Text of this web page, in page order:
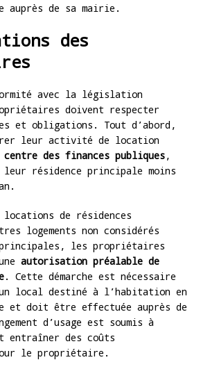
auprès de sa mairie.
des
avec la législation
doivent respecter
et obligations. Tout d’abord,
leur activité de location
centre des finances publiques,
leur résidence principale moins
de résidences
logements non considérés
principales, les propriétaires
autorisation préalable de
. Cette démarche est nécessaire
local destiné à l’habitation en
et doit être effectuée auprès de
d’usage est soumis à
entraîner des coûts
le propriétaire.